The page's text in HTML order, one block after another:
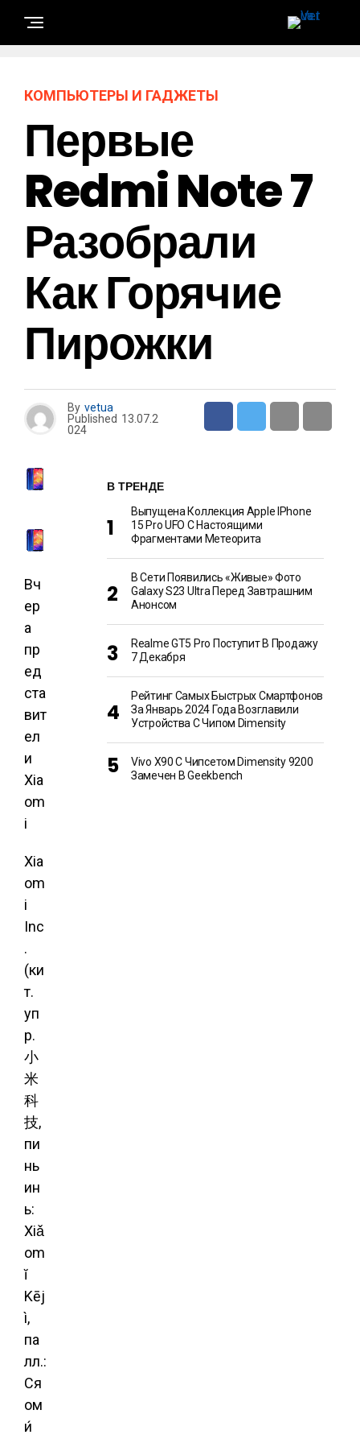
КОМПЬЮТЕРЫ И ГАДЖЕТЫ
Первые
Redmi Note 7
Разобрали
Как Горячие
Пирожки
By vetua
Published 13.07.2
024
Вч
ер
а
пр
ед
ста
вит
ел
и
Xia
om
i
Xia
om
i
Inc
.
(ки
т.
уп
р.
小
米
科
技,
пи
нь
ин
ь:
Xiǎ
om
ĭ
Kēj
ì,
па
лл.:
Ся
ом
и́
В ТРЕНДЕ
Выпущена Коллекция Apple IPhone
15 Pro UFO С Настоящими
Фрагментами Метеорита
В Сети Появились «живые» Фото
Galaxy S23 Ultra Перед Завтрашним
Анонсом
Realme GT5 Pro Поступит В Продажу
7 Декабря
Рейтинг Самых Быстрых Смартфонов
За Январь 2024 Года Возглавили
Устройства С Чипом Dimensity
Vivo X90 С Чипсетом Dimensity 9200
Замечен В Geekbench